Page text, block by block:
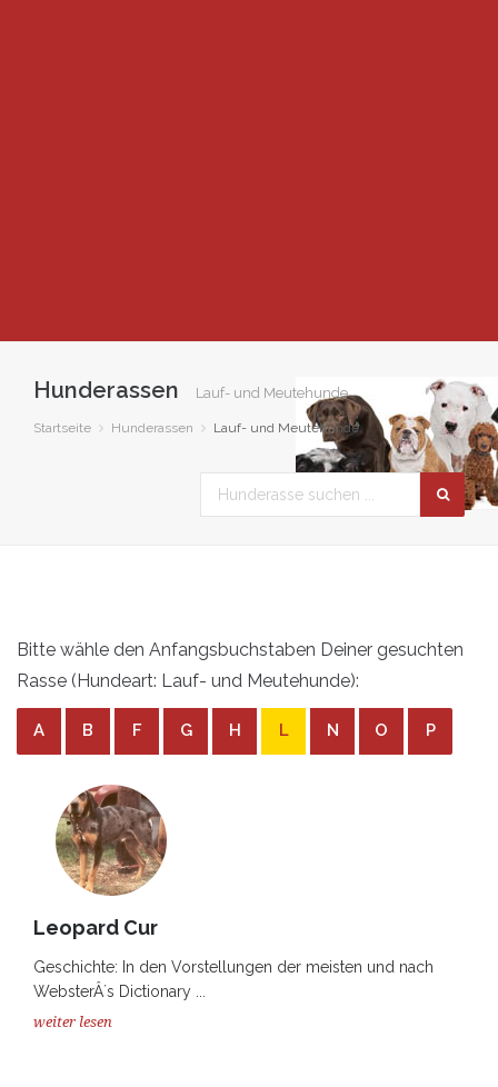
Hunderassen Lauf- und Meutehunde
Startseite Hunderassen Lauf- und Meutehunde
Bitte wähle den Anfangsbuchstaben Deiner gesuchten
Rasse (Hundeart: Lauf- und Meutehunde):
A B F G H L N O P
Leopard Cur
Geschichte: In den Vorstellungen der meisten und nach
WebsterÂ´s Dictionary ...
weiter lesen